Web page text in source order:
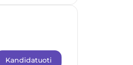
Kandidatuoti